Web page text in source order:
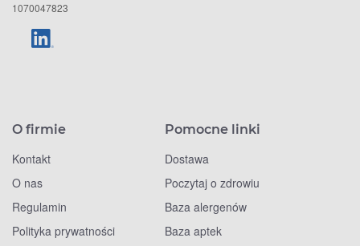
1070047823
O firmie
Kontakt
O nas
Regulamin
Polityka prywatności
Pomocne linki
Dostawa
Poczytaj o zdrowiu
Baza alergenów
Baza aptek